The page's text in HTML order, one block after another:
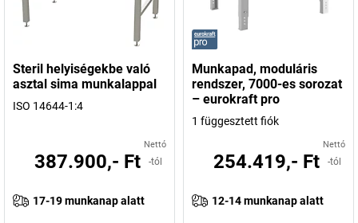
Steril helyiségekbe való
asztal sima munkalappal
ISO 14644-1:4
Nettó
387.900,- Ft -tól
17-19 munkanap alatt
Munkapad, moduláris
rendszer, 7000-es sorozat
– eurokraft pro
1 függesztett fiók
Nettó
254.419,- Ft -tól
12-14 munkanap alatt